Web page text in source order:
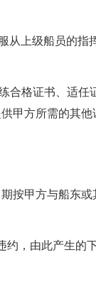
从上级船员的指
合格证书、适任
甲方所需的其
按甲方与船东或
，由此产生的